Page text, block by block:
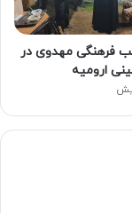
فرهنگی مهدوی در
ارومیه